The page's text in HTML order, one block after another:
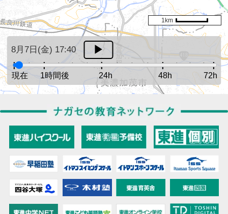
8月7日(金) 17:40
現在 1時間後 24h 48h 72h
1km